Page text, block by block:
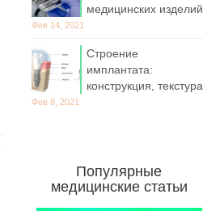
медицинских изделий
Фев 14, 2021
Строение
имплантата:
конструкция, текстура
Фев 8, 2021
Популярные
медицинские статьи